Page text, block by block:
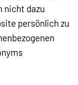
nicht dazu
persönlich zu